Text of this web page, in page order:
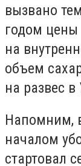
вызвано
годом
на
объем
на развес
Напомним,
началом
стартовал